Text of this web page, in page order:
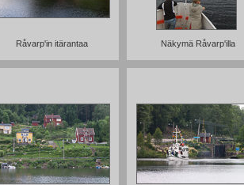
Råvarp'in itärantaa Näkymä Råvarp'illa